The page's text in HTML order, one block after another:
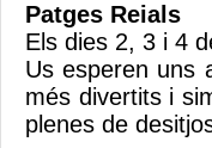
Patges Reials
Els dies 2, 3 i 4
Us esperen uns
més divertits i
plenes de